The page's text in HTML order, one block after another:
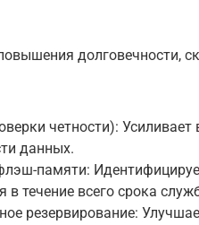
долговечности,
четности):
данных.
памяти:
в течение всего срока
резервирование: